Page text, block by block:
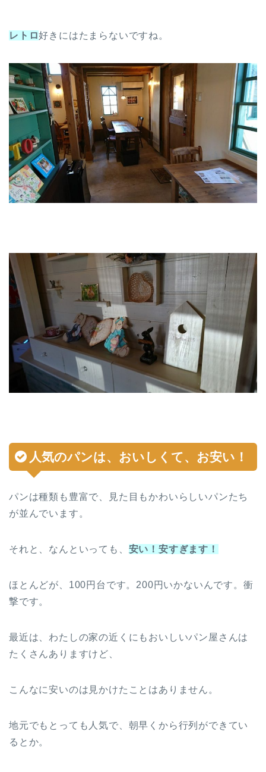
レトロ好きにはたまらないですね。
人気のパンは、おいしくて、お安い！
パンは種類も豊富で、見た目もかわいらしいパンたち
が並んでいます。
それと、なんといっても、 安い！安すぎます！
ほとんどが、100円台です。200円いかないんです。衝
撃です。
最近は、わたしの家の近くにもおいしいパン屋さんは
たくさんありますけど、
こんなに安いのは見かけたことはありません。
地元でもとっても人気で、朝早くから行列ができてい
るとか。